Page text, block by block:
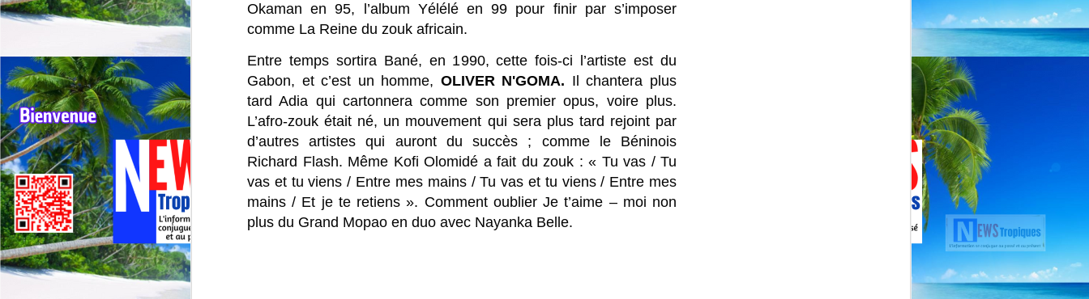
Okaman en 95, l’album Yélélé en 99 pour finir par s’imposer
comme La Reine du zouk africain.
Entre temps sortira Bané, en 1990, cette fois-ci l’artiste est du
Gabon, et c’est un homme, OLIVER N'GOMA. Il chantera plus
tard Adia qui cartonnera comme son premier opus, voire plus.
L’afro-zouk était né, un mouvement qui sera plus tard rejoint par
d’autres artistes qui auront du succès ; comme le Béninois
Richard Flash. Même Kofi Olomidé a fait du zouk : « Tu vas / Tu
vas et tu viens / Entre mes mains / Tu vas et tu viens / Entre mes
mains / Et je te retiens ». Comment oublier Je t’aime – moi non
plus du Grand Mopao en duo avec Nayanka Belle.
Le vendredi 3 juillet 2026, Fanny Marsot a présenté ses derniers
journaux du 5/8 sur Europe 1, à Paris. Ex‑joker du 5/7, la petite
Elle quitte Europe 1, après 5 ans d’antenne.
JUL
3
France Travail et le groupe Martiniquais BERNARD
HAYOT, instaurent une coopération pour booster
l’emploi en outremer.
France Travail et Bernard Hayot instaurent une coopération ambitieuse
pour accélérer l’accès à l’emploi dans les territoires ultramarins.
France Travail et le groupe martiniquais Bernard Hayot (GBH) ont
officialisé, le 16 juin 2026, une convention de partenariat d’une durée de
deux ans destinée à renforcer l’accès à l’emploi dans l’ensemble des
territoires ultramarins.
JUN
29
🎻MALAVOI, l'épopée Japonaise. Quand le groupe
Martiniquais conquiert Tokyo, Osaka et Nagoya.